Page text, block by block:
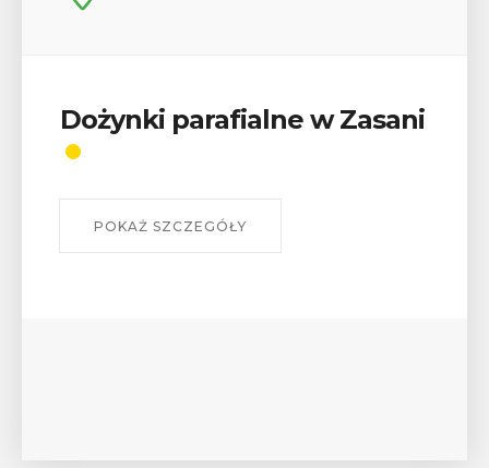
Wykład „Jak zdobyć
odznaki na myślenickich
W środę 12 sierpnia o godz. 17 w Miejskiej